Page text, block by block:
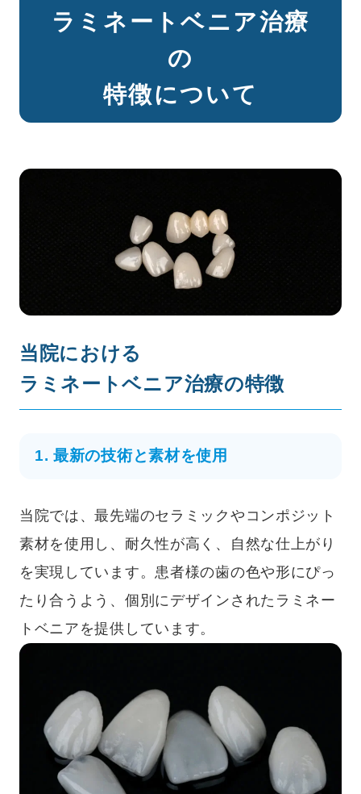
ラミネートベニア治療
の
特徴について
当院における
ラミネートベニア治療の特徴
1. 最新の技術と素材を使用
当院では、最先端のセラミックやコンポジット
素材を使用し、耐久性が高く、自然な仕上がり
を実現しています。患者様の歯の色や形にぴっ
たり合うよう、個別にデザインされたラミネー
トベニアを提供しています。